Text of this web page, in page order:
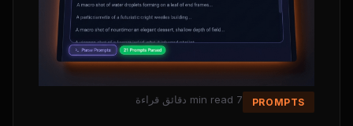
PROMPTS
7 min read دقائق قراءة